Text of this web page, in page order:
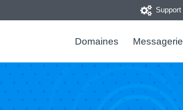
Support
Domaines Messagerie